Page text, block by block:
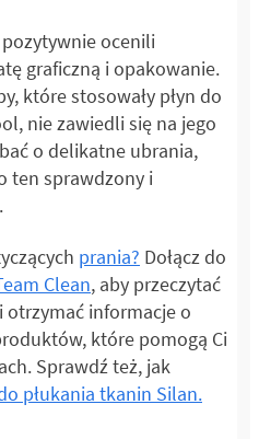
ocenili
graficzną i opakowanie.
które stosowały płyn do
nie zawiedli się na jego
o delikatne ubrania,
ten sprawdzony i
prania? Dołącz do
Clean, aby przeczytać
otrzymać informacje o
które pomogą Ci
Sprawdź też, jak
płukania tkanin Silan.